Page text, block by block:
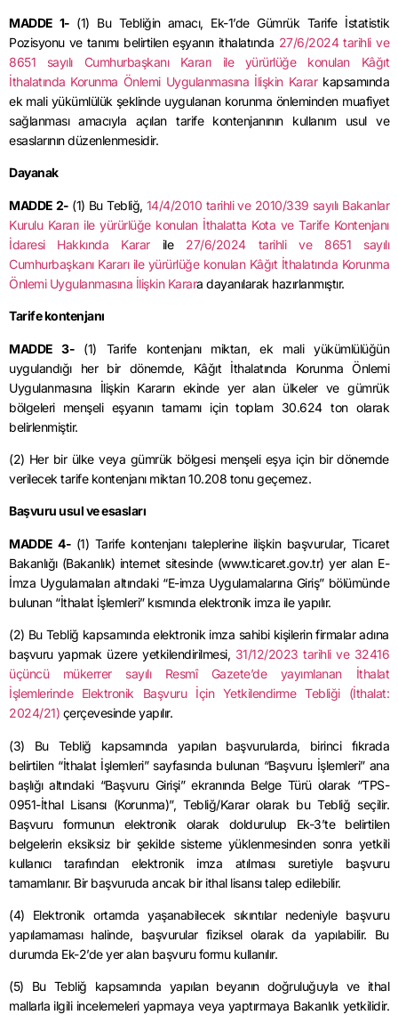
MADDE 1- (1) Bu Tebliğin amacı, Ek-1’de Gümrük Tarife İstatistik
Pozisyonu ve tanımı belirtilen eşyanın ithalatında 27/6/2024 tarihli ve
8651 sayılı Cumhurbaşkanı Kararı ile yürürlüğe konulan Kâğıt
İthalatında Korunma Önlemi Uygulanmasına İlişkin Kararkapsamında
ek mali yükümlülük şeklinde uygulanan korunma önleminden muafiyet
sağlanması amacıyla açılan tarife kontenjanının kullanım usul ve
esaslarının düzenlenmesidir.
Dayanak
MADDE 2- (1) Bu Tebliğ, 14/4/2010 tarihli ve 2010/339 sayılı Bakanlar
Kurulu Kararı ile yürürlüğe konulan İthalatta Kota ve Tarife Kontenjanı
İdaresi Hakkında Kararile 27/6/2024 tarihli ve 8651 sayılı
Cumhurbaşkanı Kararı ile yürürlüğe konulan Kâğıt İthalatında Korunma
Önlemi Uygulanmasına İlişkin Karara dayanılarak hazırlanmıştır.
Tarife kontenjanı
MADDE 3- (1) Tarife kontenjanı miktarı, ek mali yükümlülüğün
uygulandığı her bir dönemde, Kâğıt İthalatında Korunma Önlemi
Uygulanmasına İlişkin Kararın ekinde yer alan ülkeler ve gümrük
bölgeleri menşeli eşyanın tamamı için toplam 30.624 ton olarak
belirlenmiştir.
(2) Her bir ülke veya gümrük bölgesi menşeli eşya için bir dönemde
verilecek tarife kontenjanı miktarı 10.208 tonu geçemez.
Başvuru usul ve esasları
MADDE 4- (1) Tarife kontenjanı taleplerine ilişkin başvurular, Ticaret
Bakanlığı (Bakanlık) internet sitesinde (www.ticaret.gov.tr) yer alan E-
İmza Uygulamaları altındaki “E-imza Uygulamalarına Giriş” bölümünde
bulunan “İthalat İşlemleri” kısmında elektronik imza ile yapılır.
(2) Bu Tebliğ kapsamında elektronik imza sahibi kişilerin firmalar adına
başvuru yapmak üzere yetkilendirilmesi, 31/12/2023 tarihli ve 32416
üçüncü mükerrer sayılı Resmî Gazete’de yayımlanan İthalat
İşlemlerinde Elektronik Başvuru İçin Yetkilendirme Tebliği (İthalat:
2024/21) çerçevesinde yapılır.
(3) Bu Tebliğ kapsamında yapılan başvurularda, birinci fıkrada
belirtilen “İthalat İşlemleri” sayfasında bulunan “Başvuru İşlemleri” ana
başlığı altındaki “Başvuru Girişi” ekranında Belge Türü olarak “TPS-
0951-İthal Lisansı (Korunma)”, Tebliğ/Karar olarak bu Tebliğ seçilir.
Başvuru formunun elektronik olarak doldurulup Ek-3’te belirtilen
belgelerin eksiksiz bir şekilde sisteme yüklenmesinden sonra yetkili
kullanıcı tarafından elektronik imza atılması suretiyle başvuru
tamamlanır. Bir başvuruda ancak bir ithal lisansı talep edilebilir.
(4) Elektronik ortamda yaşanabilecek sıkıntılar nedeniyle başvuru
yapılamaması halinde, başvurular fiziksel olarak da yapılabilir. Bu
durumda Ek-2’de yer alan başvuru formu kullanılır.
(5) Bu Tebliğ kapsamında yapılan beyanın doğruluğuyla ve ithal
mallarla ilgili incelemeleri yapmaya veya yaptırmaya Bakanlık yetkilidir.